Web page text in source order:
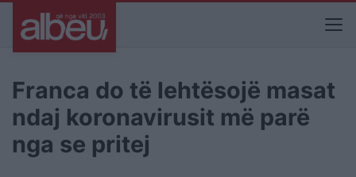
Franca do të lehtësojë masat
ndaj koronavirusit më parë
nga se pritej